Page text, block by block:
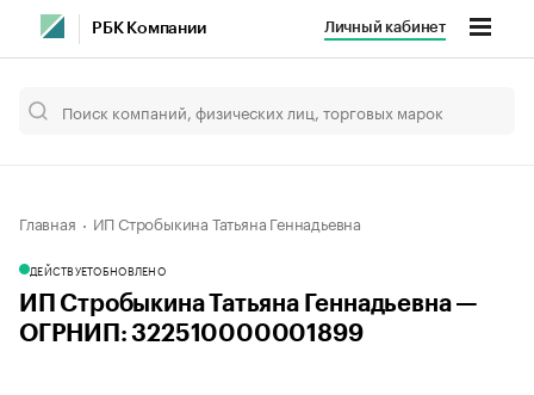
РБК Компании Личный кабинет
Главная ИП Стробыкина Татьяна Геннадьевна
ДЕЙСТВУЕТОБНОВЛЕНО
ИП Стробыкина Татьяна Геннадьевна —
ОГРНИП: 322510000001899